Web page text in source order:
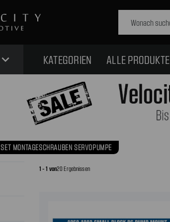
expand_more KATEGORIEN ALLE PRODUKTE
SET MONTAGESCHRAUBEN SERVOPUMPE
1 - 1 von20 Ergebnissen